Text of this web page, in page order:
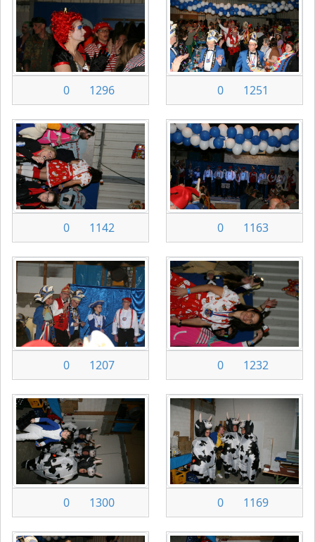
0 1296 0 1251
0 1142 0 1163
0 1207 0 1232
0 1300 0 1169